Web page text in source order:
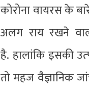
कोरोना वायरस के
अलग राय रखने
है. हालांकि इसकी
तो महज वैज्ञानिक